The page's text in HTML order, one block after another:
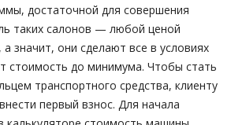
достаточной для совершения
таких салонов — любой ценой
а значит, они сделают все в условиях
стоимость до минимума. Чтобы стать
транспортного средства, клиенту
первый взнос. Для начала